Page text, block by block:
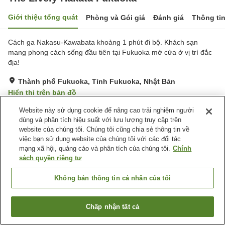
Giới thiệu tổng quát Phòng và Gói giá Đánh giá Thông
Cách ga Nakasu-Kawabata khoảng 1 phút đi bộ. Khách sạn
mang phong cách sống đầu tiên tại Fukuoka mở cửa ở vị trí đắc
địa!
Thành phố Fukuoka, Tỉnh Fukuoka, Nhật Bản
Hiển thị trên bản đồ
Tốt Đánh giá:162lượt
Tiện nghi chỗ nghỉ
Bãi đỗ xe
Nhà hàng
Lounge
Trang chủ Nhật Bản Tỉnh Fukuoka
Thành phố Fukuoka
The Lively Hakata Fukuoka
Tìm phòng trống
Website này sử dụng cookie để nâng cao trải nghiệm người
dùng và phân tích hiệu suất với lưu lượng truy cập trên
website của chúng tôi. Chúng tôi cũng chia sẻ thông tin về
việc bạn sử dụng website của chúng tôi với các đối tác
mạng xã hội, quảng cáo và phân tích của chúng tôi. Chính
sách quyền riêng tư
Không bán thông tin cá nhân của tôi
Chấp nhận tất cả